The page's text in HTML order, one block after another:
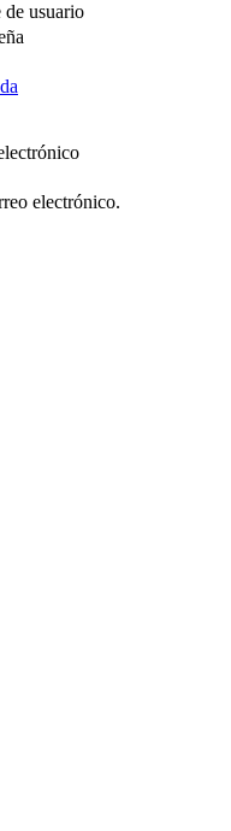
de usuario
electrónico.